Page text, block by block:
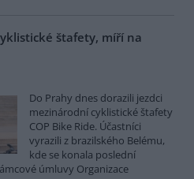
štafety, míří na
Do Prahy dnes dorazili jezdci
mezinárodní cyklistické štafety
COP Bike Ride. Účastníci
vyrazili z brazilského Belému,
kde se konala poslední
úmluvy Organizace